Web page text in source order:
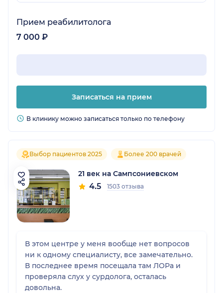
анализы разнообразные, обсуждение,
поддержка, курирование в процессе и
результат, смотрю и не верю..) всем удачи в
не самом легком деле. И поверьте -
возможно. Теперь точно знаю
Прием реабилитолога
7 000 ₽
Записаться на прием
В клинику можно записаться только по телефону
Выбор пациентов 2025 Более 200 врачей
21 век на Сампсониевском
4.5 1503 отзыва
В этом центре у меня вообще нет вопросов
ни к одному специалисту, все замечательно.
В последнее время посещала там ЛОРа и
проверяла слух у сурдолога, осталась
довольна.